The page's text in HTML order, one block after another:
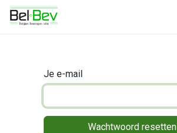
Overslaan naar inhoud
Je e-mail
Wachtwoord resetten